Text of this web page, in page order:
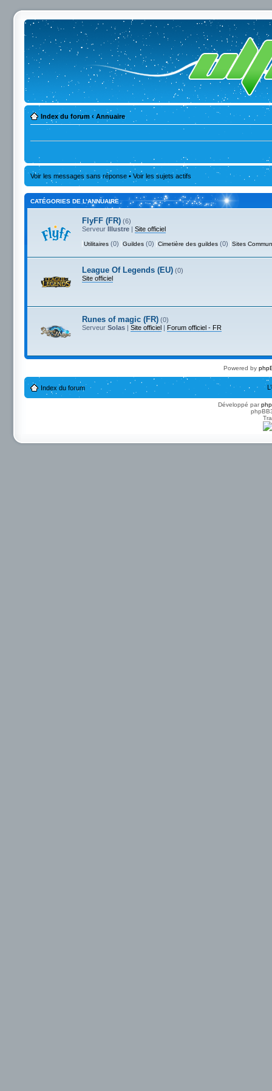
Index du forum ‹ Annuaire
Voir les messages sans réponse • Voir les sujets actifs
CATÉGORIES DE L’ANNUAIRE
FlyFF (FR) (6)
Serveur Illustre | Site officiel
Utilitaires (0) Guildes (0) Cimetière des guildes (0) Sites
League Of Legends (EU) (0)
Site officiel
Runes of magic (FR) (0)
Serveur Solas | Site officiel | Forum officiel - FR
Powered by
Index du forum
Développé par